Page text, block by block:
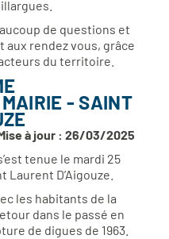
de questions et
rendez vous, grâce
du territoire.
- SAINT
à jour : 26/03/2025
tenue le mardi 25
Laurent D’Aigouze.
les habitants de la
dans le passé en
de digues de 1963.